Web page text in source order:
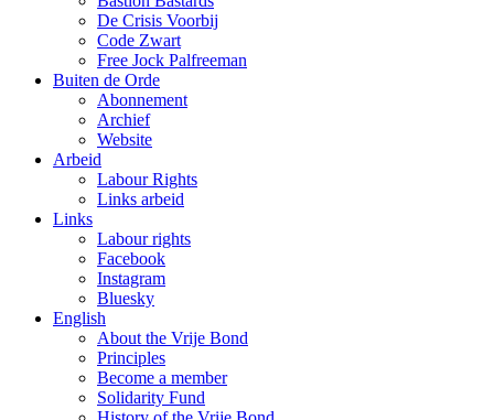
De Crisis Voorbij
Code Zwart
Free Jock Palfreeman
Buiten de Orde
Abonnement
Archief
Website
Arbeid
Labour Rights
Links arbeid
Links
Labour rights
Facebook
Instagram
Bluesky
English
About the Vrije Bond
Principles
Become a member
Solidarity Fund